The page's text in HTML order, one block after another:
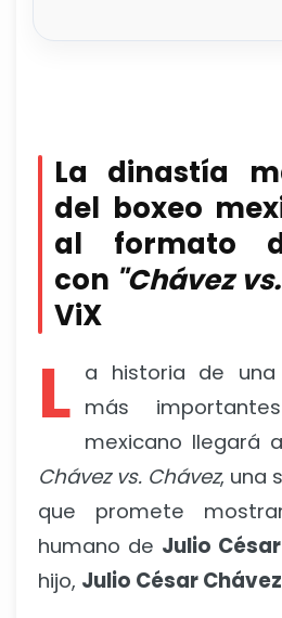
La dinastía
del boxeo
al formato
con "Chávez
ViX
L a historia de
más
mexicano llegará
Chávez vs. Chávez, una
que promete
humano de Julio
hijo, Julio César